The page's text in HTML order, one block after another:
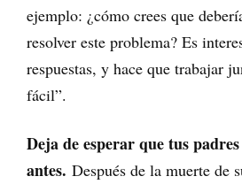
ejemplo: ¿cómo crees que
resolver este problema? Es
respuestas, y hace que trabajar
fácil”.
Deja de esperar que tus
antes. Después de la muerte de